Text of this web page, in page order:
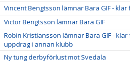
Vincent Bengtsson lämnar Bara GIF -
Victor Bengtsson lämnar Bara GIF
Robin Kristiansson lämnar Bara GIF - klar
uppdrag i annan klubb
Ny tung derbyförlust mot Svedala